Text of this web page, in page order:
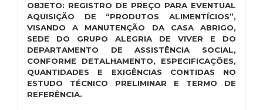
OBJETO: REGISTRO DE PREÇO PARA EVENTUAL
AQUISIÇÃO DE “PRODUTOS ALIMENTÍCIOS”,
VISANDO A MANUTENÇÃO DA CASA ABRIGO,
SEDE DO GRUPO ALEGRIA DE VIVER E DO
DEPARTAMENTO DE ASSISTÊNCIA SOCIAL,
CONFORME DETALHAMENTO, ESPECIFICAÇÕES,
QUANTIDADES E EXIGÊNCIAS CONTIDAS NO
ESTUDO TÉCNICO PRELIMINAR E TERMO DE
REFERÊNCIA.